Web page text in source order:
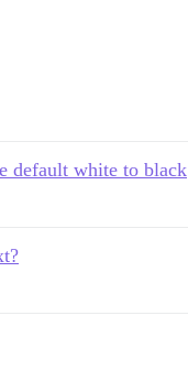
default white to black